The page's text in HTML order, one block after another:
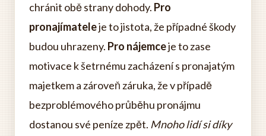
chránit obě strany dohody. Pro
pronajímateleje to jistota, že případné škody
budou uhrazeny. Pro nájemceje to zase
motivace k šetrnému zacházení s pronajatým
majetkem a zároveň záruka, že v případě
bezproblémového průběhu pronájmu
dostanou své peníze zpět. Mnoho lidí si díky